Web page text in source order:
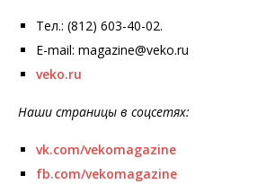
Тел.: (812) 603-40-02.
E-mail: magazine@veko.ru
veko.ru
Наши страницы в соцсетях:
vk.com/vekomagazine
fb.com/vekomagazine